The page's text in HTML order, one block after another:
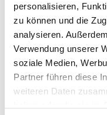
personalisieren,
zu können und die
analysieren.
Verwendung unserer
soziale Medien,
Partner führen diese
weiteren Daten